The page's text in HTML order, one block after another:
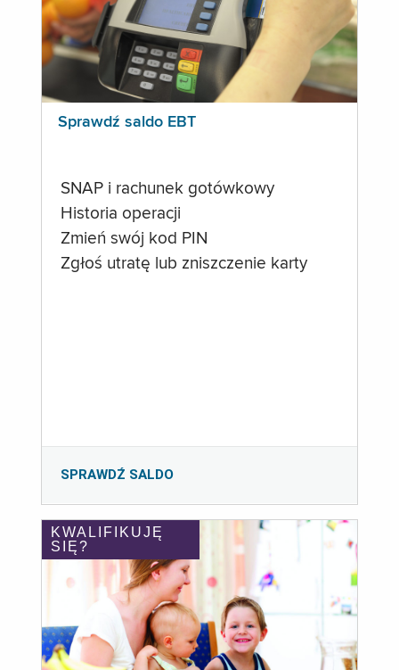
Sprawdź saldo EBT
SNAP i rachunek gotówkowy
Historia operacji
Zmień swój kod PIN
Zgłoś utratę lub zniszczenie karty
SPRAWDŹ SALDO
KWALIFIKUJĘ
SIĘ?